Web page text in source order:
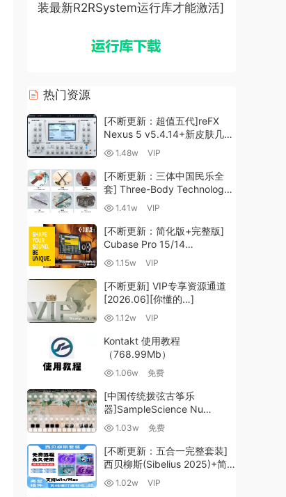
装最新R2RSystem运行库才能激活]
热门资源
[不断更新：超值五代]reFX
Nexus 5 v5.4.14+新皮肤几十
套+原厂+全套扩展+教程
1.48w VIP
[不断更新：三体中国民乐全
套] Three-Body Technology-
R2R [WiN, MacOSX]
1.41w VIP
[不断更新：简化版+完整版]
Cubase Pro 15/14
VR/R2R/U2B+原厂音源+插件
MacOSX]（704.0MB+）
1.15w VIP
[不断更新] VIP专享资源通道
[2026.06][你懂的…]
1.12w VIP
Kontakt 使用教程
（768.99Mb）
1.06w 免费
[中国传统拨弦古筝乐
器]SampleScience Nu
Guzheng v2.0 x64 VST
VST3 AU DECENT SAMPLER
[WiN, MacOSX]（158MB)
1.03w 免费
[不断更新：五合一完整套装]
西贝柳斯(Sibelius 2025)+简
谱插件V8+图片识别+音频识别
1.02w VIP